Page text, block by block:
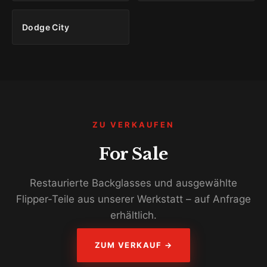
Dodge City
ZU VERKAUFEN
For Sale
Restaurierte Backglasses und ausgewählte
Flipper-Teile aus unserer Werkstatt – auf Anfrage
erhältlich.
ZUM VERKAUF →